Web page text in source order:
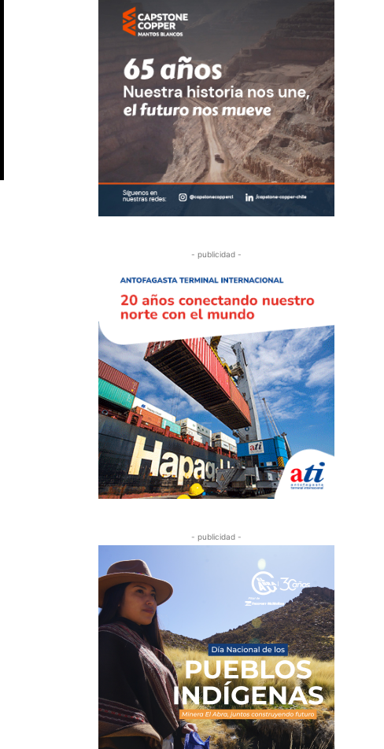
- publicidad -
- publicidad -